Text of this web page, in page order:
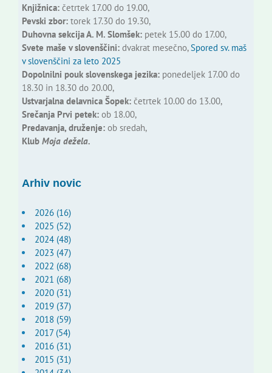
Knjižnica:četrtek 17.00 do 19.00,
Pevski zbor:torek 17.30 do 19.30,
Duhovna sekcija A. M. Slomšek:petek 15.00 do 17.00,
Svete maše v slovenščini:dvakrat mesečno,Spored sv. maš
v slovenščini za leto 2025
Dopolnilni pouk slovenskega jezika:ponedeljek 17.00 do
18.30 in 18.30 do 20.00,
Ustvarjalna delavnica Šopek:četrtek 10.00 do 13.00,
Srečanja Prvi petek:ob 18.00,
Predavanja, druženje:ob sredah,
Klub Moja dežela.
Arhiv novic
2026 (16)
2025 (52)
2024 (48)
2023 (47)
2022 (68)
2021 (68)
2020 (31)
2019 (37)
2018 (59)
2017 (54)
2016 (31)
2015 (31)